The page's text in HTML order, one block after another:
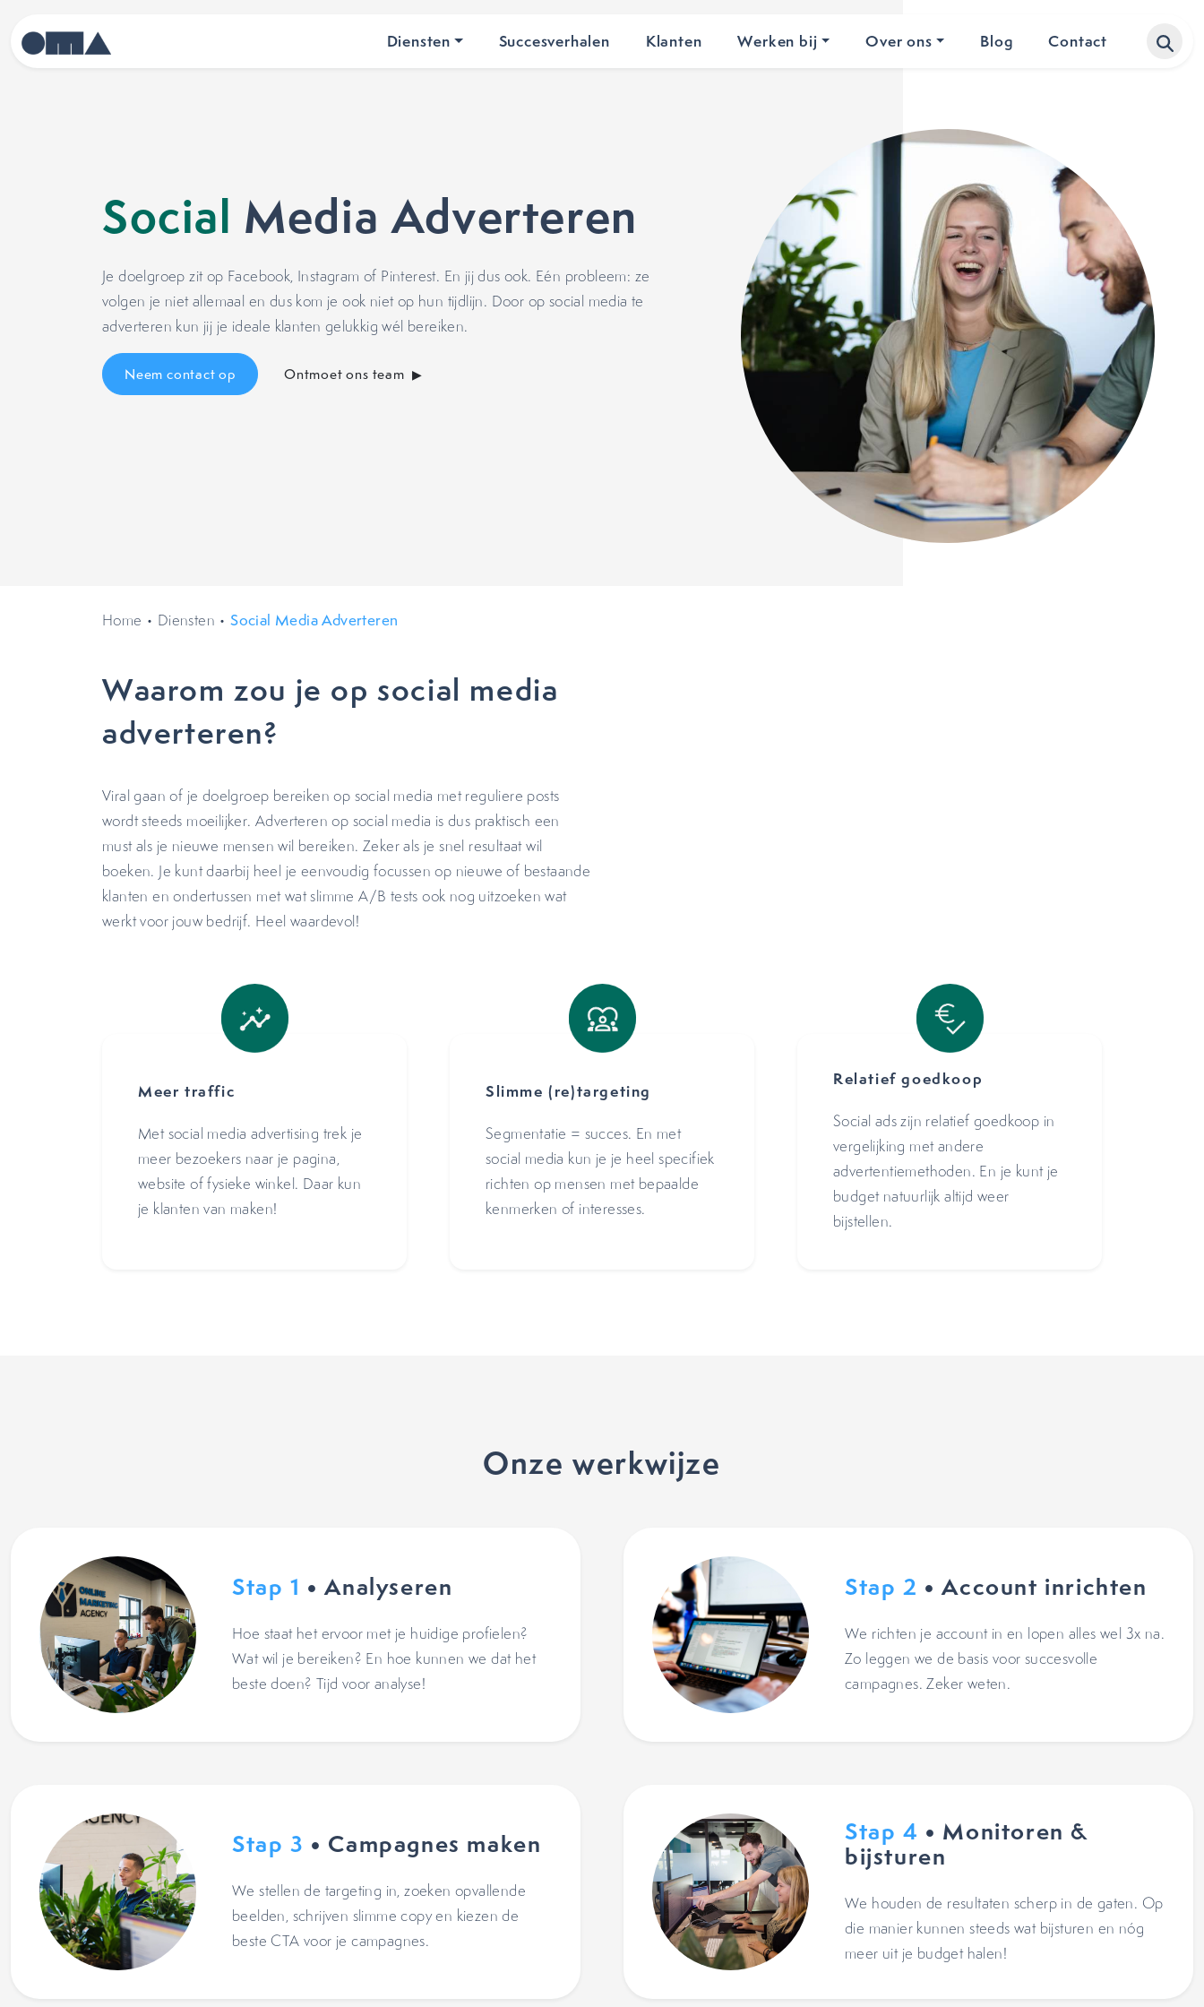
Diensten Succesverhalen Klanten Werken bij Over ons Blog Contact
Social Media Adverteren
Je doelgroep zit op Facebook, Instagram of Pinterest. En jij dus ook. Eén probleem: ze
volgen je niet allemaal en dus kom je ook niet op hun tijdlijn. Door op social media te
adverteren kun jij je ideale klanten gelukkig wél bereiken.
Neem contact op Ontmoet ons team
Home • Diensten •Social Media Adverteren
Waarom zou je op social media
adverteren?
Viral gaan of je doelgroep bereiken op social media met reguliere posts
wordt steeds moeilijker. Adverteren op social media is dus praktisch een
must als je nieuwe mensen wil bereiken. Zeker als je snel resultaat wil
boeken. Je kunt daarbij heel je eenvoudig focussen op nieuwe of bestaande
klanten en ondertussen met wat slimme A/B tests ook nog uitzoeken wat
werkt voor jouw bedrijf. Heel waardevol!
Meer traffic
Met social media advertising trek je
meer bezoekers naar je pagina,
website of fysieke winkel. Daar kun
je klanten van maken!
Slimme (re)targeting
Segmentatie = succes. En met
social media kun je je heel specifiek
richten op mensen met bepaalde
kenmerken of interesses.
Relatief goedkoop
Social ads zijn relatief goedkoop in
vergelijking met andere
advertentiemethoden. En je kunt je
budget natuurlijk altijd weer
bijstellen.
Onze werkwijze
Stap 1 • Analyseren
Hoe staat het ervoor met je huidige profielen?
Wat wil je bereiken? En hoe kunnen we dat het
beste doen? Tijd voor analyse!
Stap 2 • Account inrichten
We richten je account in en lopen alles wel 3x na.
Zo leggen we de basis voor succesvolle
campagnes. Zeker weten.
Stap 3 • Campagnes maken
We stellen de targeting in, zoeken opvallende
beelden, schrijven slimme copy en kiezen de
beste CTA voor je campagnes.
Stap 4 • Monitoren &
bijsturen
We houden de resultaten scherp in de gaten. Op
die manier kunnen steeds wat bijsturen en nóg
meer uit je budget halen!